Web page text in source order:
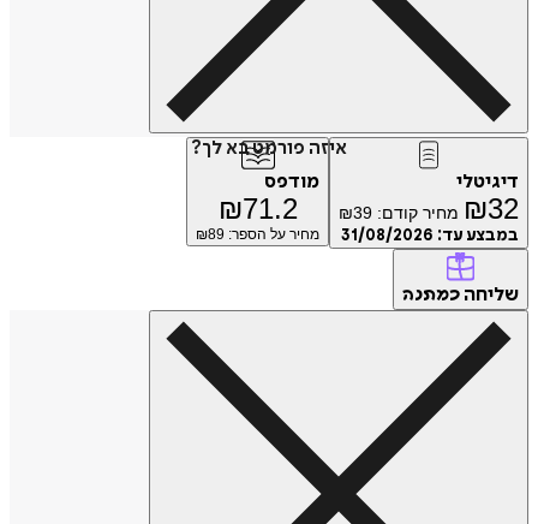
איזה פורמט בא לך?
₪ מחיר קודם: ₪39
עד:31/08/2026
מודפס
₪71.2
מחיר על הספר: ₪89
כמתנה